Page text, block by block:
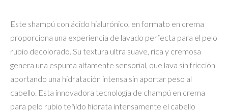
Este shampú con ácido hialurónico, en formato en crema
proporciona una experiencia de lavado perfecta para el pelo
rubio decolorado. Su textura ultra suave, rica y cremosa
genera una espuma altamente sensorial, que lava sin fricción
aportando una hidratación intensa sin aportar peso al
cabello. Esta innovadora tecnología de champú en crema
para pelo rubio teñido hidrata intensamente el cabello